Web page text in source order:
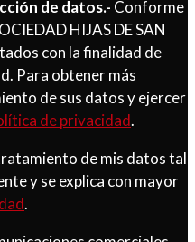
de datos.- Conforme
HIJAS DE SAN
con la finalidad de
Para obtener más
de sus datos y ejercer
de privacidad.
de mis datos tal
y se explica con mayor
.